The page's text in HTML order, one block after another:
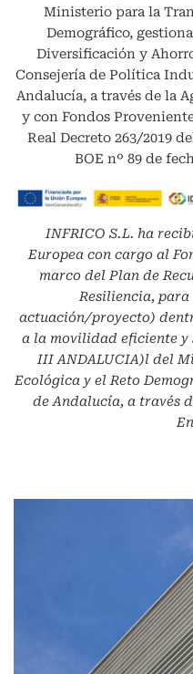
Ministerio para la
Demográfico,
Diversificación y
Consejería de Política
Andalucía, a través de la
y con Fondos
Real Decreto 263/2019
BOE nº 89 de
INFRICO S.L. ha
Europea con cargo al
marco del Plan de
Resiliencia,
actuación/proyecto)
a la movilidad eficiente y
III ANDALUCIA)l del
Ecológica y el Reto
de Andalucía, a través